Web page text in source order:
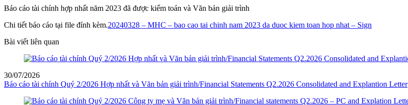
Báo cáo tài chính hợp nhất năm 2023 đã được kiểm toán và Văn bản giải trình
Chi tiết báo cáo tại file đính kèm.20240328 – MHC – bao cao tai chinh nam 2023 da duoc kiem toan hop nhat – Sign
Bài viết liên quan
30/07/2026
Báo cáo tài chính Quý 2/2026 Hợp nhất và Văn bản giải trình/Financial Statements Q2.2026 Consolidated and Explantion Letter